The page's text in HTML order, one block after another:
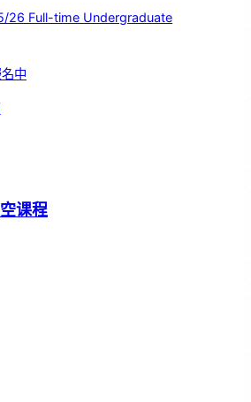
26 Full-time Undergraduate
中
课程